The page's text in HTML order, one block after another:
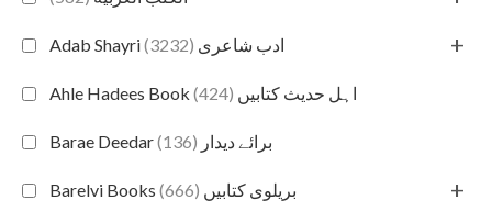
Adab Shayri ادب شاعری (3232) +
Ahle Hadees Book اہل حدیث کتابیں (424)
Barae Deedar برائے دیدار (136)
Barelvi Books بریلوی کتابیں (666) +